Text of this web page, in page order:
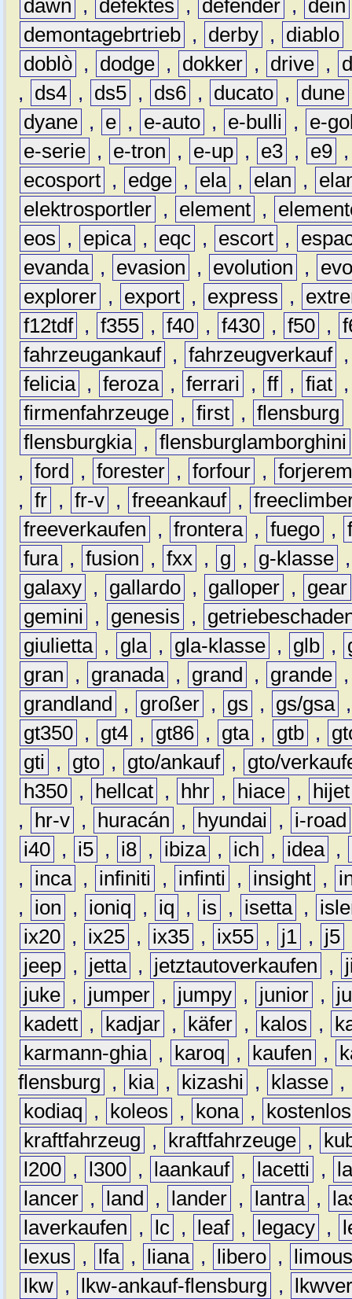
dawn , defektes , defender , dein
demontagebrtrieb , derby , diablo
doblò , dodge , dokker , drive ,
,
ds4 , ds5 , ds6 , ducato , dune
dyane , e , e-auto , e-bulli ,
e-
e-serie , e-tron , e-up , e3 , e9
ecosport , edge , ela , elan ,
elektrosportler , element ,
eos
, epica , eqc , escort ,
evanda , evasion , evolution ,
explorer , export , express ,
f12tdf , f355 , f40 , f430 , f50 ,
fahrzeugankauf , fahrzeugverkauf
felicia , feroza , ferrari , ff , fiat
firmenfahrzeuge , first , flensburg
flensburgkia , flensburglamborghini
, ford , forester , forfour ,
, fr , fr-v , freeankauf ,
freeverkaufen
, frontera , fuego ,
fura , fusion , fxx , g , g-klasse
galaxy , gallardo , galloper ,
gear
gemini
, genesis ,
giulietta , gla , gla-klasse , glb ,
gran
, granada , grand , grande
grandland
, großer , gs , gs/gsa
gt350 , gt4 , gt86 , gta , gtb ,
gti
, gto , gto/ankauf ,
gto/
h350 , hellcat , hhr , hiace ,
hijet
,
hr-v , huracán , hyundai ,
i-road
i40 , i5 , i8 , ibiza , ich , idea ,
,
inca , infiniti , infinti , insight ,
,
ion , ioniq , iq , is , isetta ,
ix20 , ix25 , ix35 , ix55 , j1 , j5
jeep , jetta , jetztautoverkaufen ,
juke , jumper , jumpy , junior ,
kadett , kadjar , käfer , kalos ,
karmann-ghia , karoq , kaufen ,
flensburg
, kia , kizashi , klasse ,
kodiaq
, koleos , kona ,
kostenlos
kraftfahrzeug
, kraftfahrzeuge ,
l200 , l300 , laankauf , lacetti ,
lancer , land , lander , lantra ,
laverkaufen
, lc , leaf , legacy ,
lexus
, lfa , liana , libero ,
lkw , lkw-ankauf-flensburg ,